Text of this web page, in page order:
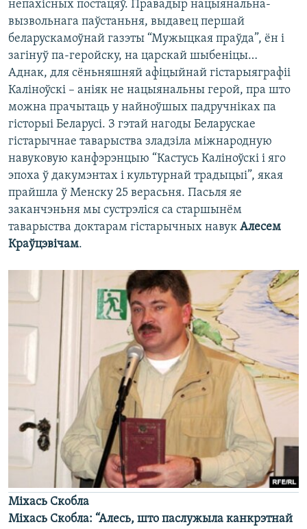
непахісных постацяў. Правадыр нацыянальна-
вызвольнага паўстаньня, выдавец першай
беларускамоўнай газэты “Мужыцкая праўда”, ён і
загінуў па-геройску, на царскай шыбеніцы…
Аднак, для сёньняшняй афіцыйнай гістарыяграфіі
Каліноўскі – аніяк не нацыянальны герой, пра што
можна прачытаць у найноўшых падручніках па
гісторыі Беларусі. З гэтай нагоды Беларускае
гістарычнае таварыства зладзіла міжнародную
навуковую канфэрэнцыю “Кастусь Каліноўскі і яго
эпоха ў дакумэнтах і культурнай традыцыі”, якая
прайшла ў Менску 25 верасьня. Пасьля яе
заканчэньня мы сустрэліся са старшынём
таварыства доктарам гістарычных навук Алесем
Краўцэвічам.
Міхась Скобла
Міхась Скобла: “Алесь, што паслужыла канкрэтнай